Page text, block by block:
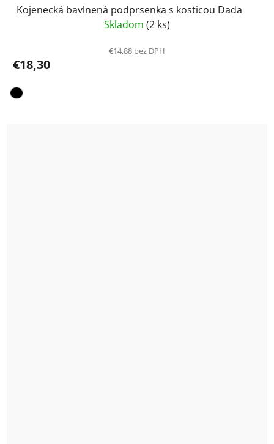
Kojenecká bavlnená podprsenka s kosticou Dada
Skladom (2 ks)
€14,88 bez DPH
€18,30